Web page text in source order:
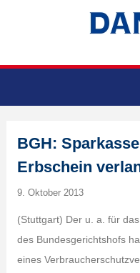
BGH:
Erbschein
9. Oktober 2013
(Stuttgart) Der u. a. für
des Bundesgerichtshofs
eines